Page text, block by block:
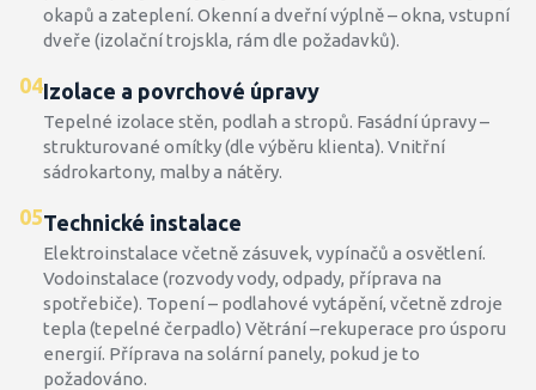
okapů a zateplení. Okenní a dveřní výplně – okna, vstupní
dveře (izolační trojskla, rám dle požadavků).
04Izolace a povrchové úpravy
Tepelné izolace stěn, podlah a stropů. Fasádní úpravy –
strukturované omítky (dle výběru klienta). Vnitřní
sádrokartony, malby a nátěry.
05Technické instalace
Elektroinstalace včetně zásuvek, vypínačů a osvětlení.
Vodoinstalace (rozvody vody, odpady, příprava na
spotřebiče). Topení – podlahové vytápění, včetně zdroje
tepla (tepelné čerpadlo) Větrání –rekuperace pro úsporu
energií. Příprava na solární panely, pokud je to
požadováno.